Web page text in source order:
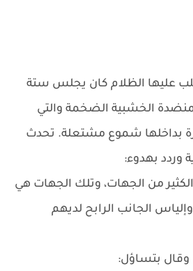
عليها الظلام كان يجلس ستة
الخشبية الضخمة والتي
بداخلها شموع مشتعلة. تحدث
وردد بهدوء:
من الجهات، وتلك الجهات هي
الجانب الرابح لديهم
وقال بتساؤل: